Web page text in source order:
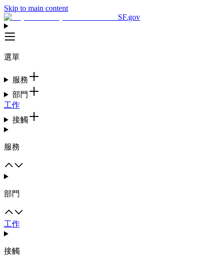
Skip to main content
SF.gov
選單
服務
部門
工作
接觸
服務
部門
工作
接觸